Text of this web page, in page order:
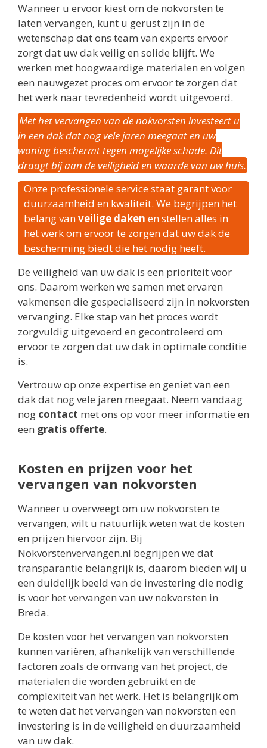
Wanneer u ervoor kiest om de nokvorsten te
laten vervangen, kunt u gerust zijn in de
wetenschap dat ons team van experts ervoor
zorgt dat uw dak veilig en solide blijft. We
werken met hoogwaardige materialen en volgen
een nauwgezet proces om ervoor te zorgen dat
het werk naar tevredenheid wordt uitgevoerd.
Met het vervangen van de nokvorsten investeert u
in een dak dat nog vele jaren meegaat en uw
woning beschermt tegen mogelijke schade. Dit
draagt bij aan de veiligheid en waarde van uw huis.
Onze professionele service staat garant voor
duurzaamheid en kwaliteit. We begrijpen het
belang vanveilige daken en stellen alles in
het werk om ervoor te zorgen dat uw dak de
bescherming biedt die het nodig heeft.
De veiligheid van uw dak is een prioriteit voor
ons. Daarom werken we samen met ervaren
vakmensen die gespecialiseerd zijn in nokvorsten
vervanging. Elke stap van het proces wordt
zorgvuldig uitgevoerd en gecontroleerd om
ervoor te zorgen dat uw dak in optimale conditie
is.
Vertrouw op onze expertise en geniet van een
dak dat nog vele jaren meegaat. Neem vandaag
nog contact met ons op voor meer informatie en
een gratis offerte.
Kosten en prijzen voor het
vervangen van nokvorsten
Wanneer u overweegt om uw nokvorsten te
vervangen, wilt u natuurlijk weten wat de kosten
en prijzen hiervoor zijn. Bij
Nokvorstenvervangen.nl begrijpen we dat
transparantie belangrijk is, daarom bieden wij u
een duidelijk beeld van de investering die nodig
is voor het vervangen van uw nokvorsten in
Breda.
De kosten voor het vervangen van nokvorsten
kunnen variëren, afhankelijk van verschillende
factoren zoals de omvang van het project, de
materialen die worden gebruikt en de
complexiteit van het werk. Het is belangrijk om
te weten dat het vervangen van nokvorsten een
investering is in de veiligheid en duurzaamheid
van uw dak.